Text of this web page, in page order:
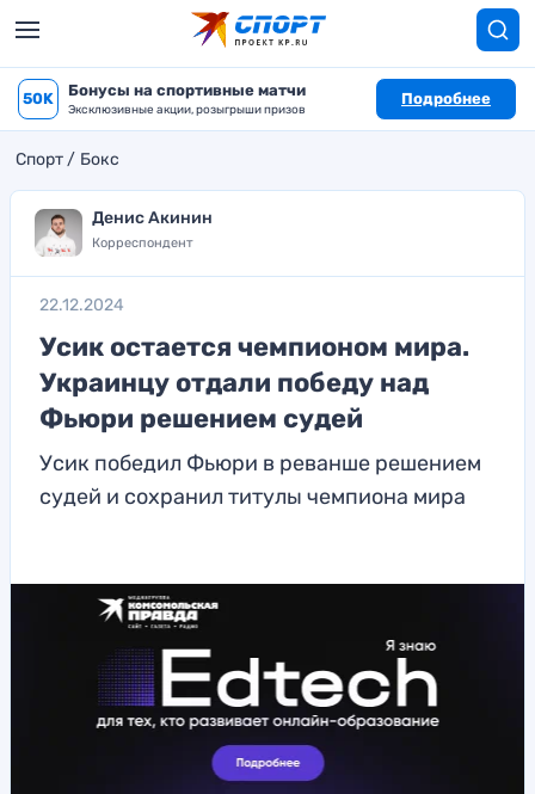
50K Бонусы на спортивные матчи
Эксклюзивные акции, розыгрыши призов
Подробнее
Спорт Бокс
Денис Акинин
Корреспондент
22.12.2024
Усик остается чемпионом мира.
Украинцу отдали победу над
Фьюри решением судей
Усик победил Фьюри в реванше решением
судей и сохранил титулы чемпиона мира